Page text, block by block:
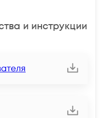
и инструкции